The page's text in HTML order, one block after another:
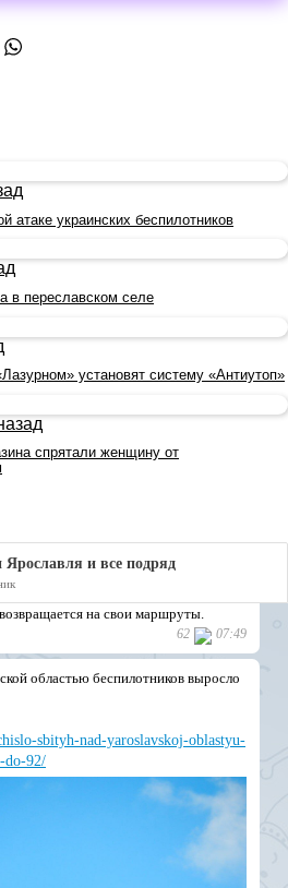
атаке украинских беспилотников
в переславском селе
установят систему «Антиутоп»
спрятали женщину от